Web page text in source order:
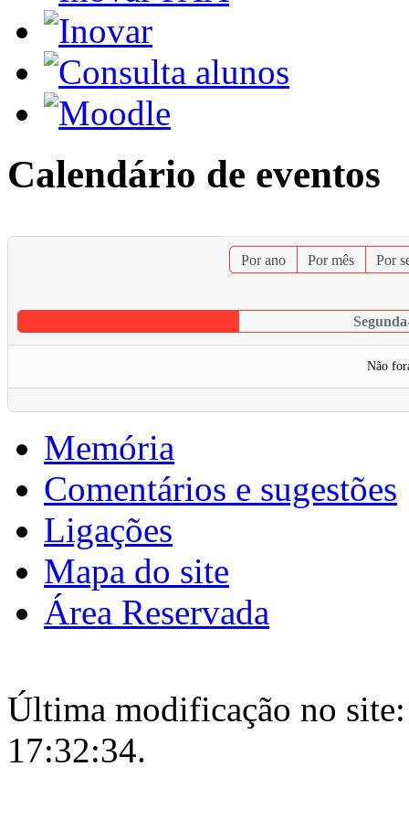
Calendário de eventos
Por ano Por mês Por
Não
Memória
Comentários e sugestões
Ligações
Mapa do site
Área Reservada
Última modificação no
17:32:34.